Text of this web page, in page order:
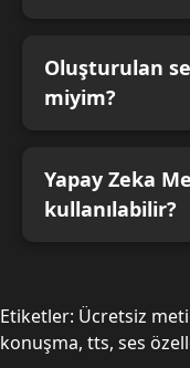
Oluşturulan
miyim?
Yapay Zeka
kullanılabilir?
Etiketler: Ücretsiz
konuşma, tts, ses